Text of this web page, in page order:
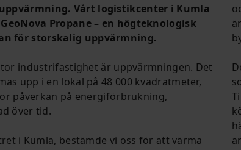
Vårt logistikcenter i Kumla
Propane – en högteknologisk
för storskalig uppvärmning.
industrifastighet är uppvärmningen. Det
upp i en lokal på 48 000 kvadratmeter,
påverkan på energiförbrukning,
över tid.
i Kumla, bestämde vi oss för att värma